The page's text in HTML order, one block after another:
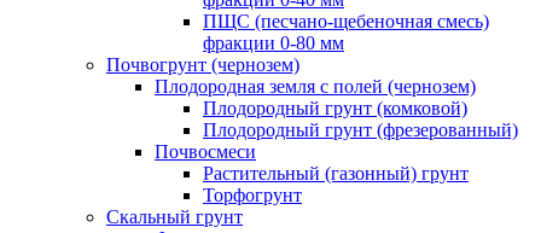
ПЩС (песчано-щебеночная смесь)
фракции 0-80 мм
Почвогрунт (чернозем)
Плодородная земля с полей (чернозем)
Плодородный грунт (комковой)
Плодородный грунт (фрезерованный)
Почвосмеси
Растительный (газонный) грунт
Торфогрунт
Скальный грунт